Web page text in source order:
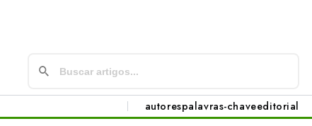
autorespalavras-chaveeditorial